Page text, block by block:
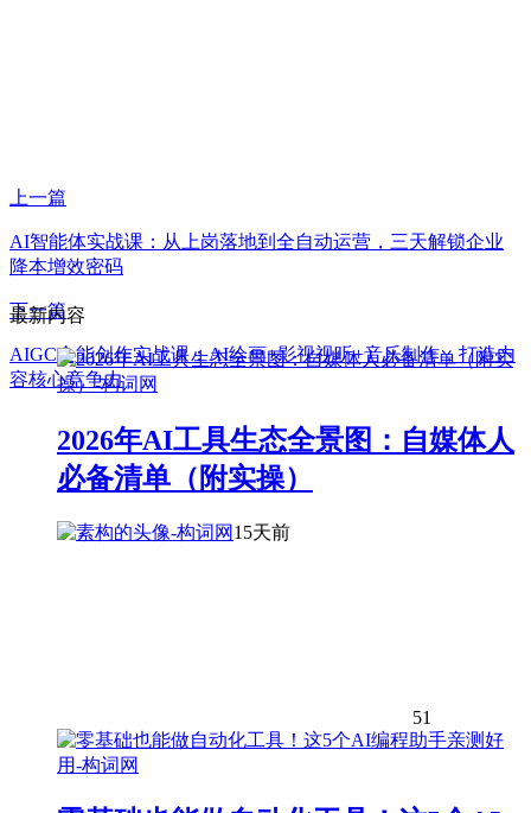
上一篇
AI智能体实战课：从上岗落地到全自动运营，三天解锁企业
降本增效密码
下一篇
AIGC全能创作实战课：AI绘画+影视视听+音乐制作，打造内
容核心竞争力
最新内容
2026年AI工具生态全景图：自媒体人
必备清单（附实操）
15天前
51